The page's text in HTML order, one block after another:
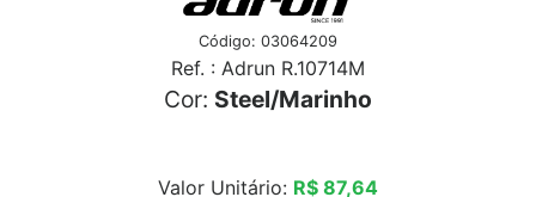
Código: 03064209
Ref. : Adrun R.10714M
Cor: Steel/Marinho
Valor Unitário: R$ 87,64